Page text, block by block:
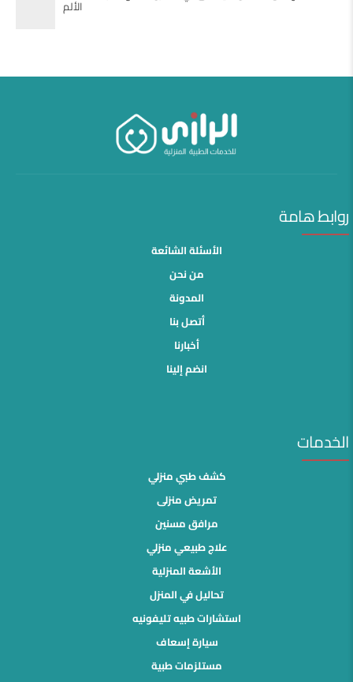
الألم
روابط هامة
الأسئلة الشائعة
من نحن
المدونة
أتصل بنا
أخبارنا
انضم إلينا
الخدمات
كشف طبي منزلي
تمريض منزلى
مرافق مسنين
علاج طبيعي منزلي
الأشعة المنزلية
تحاليل في المنزل
استشارات طبيه تليفونيه
سيارة إسعاف
مستلزمات طبية